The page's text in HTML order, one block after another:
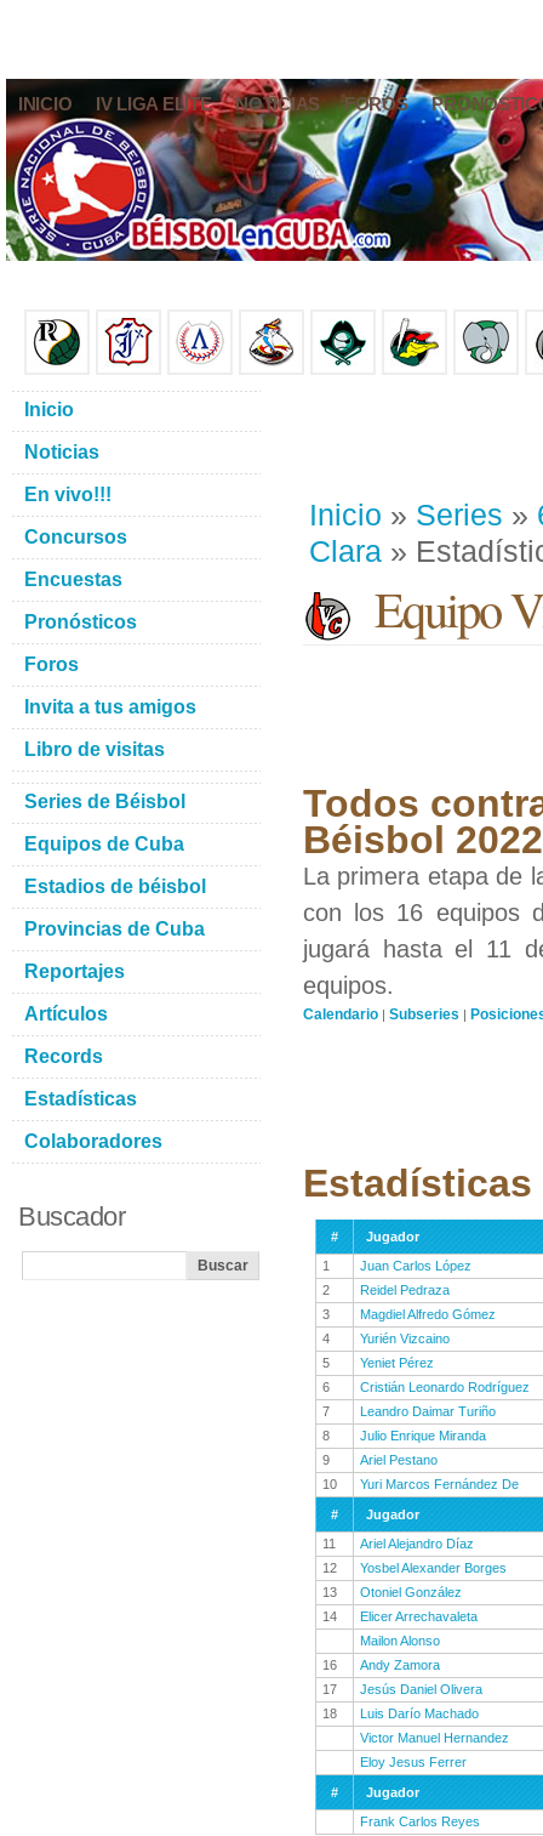
INICIO IV LIGA ELITE NOTICIAS FOROS
Inicio » Series »
Clara »
Equipo
Todos
Béisbol 2022
La primera etapa de
con los 16 equipos
jugará hasta el 11
equipos.
Calendario | Subseries |
#
Jugador
1
Juan Carlos López
2
Reidel Pedraza
3
Magdiel Alfredo Gómez
4
Yurién Vizcaino
5
Yeniet Pérez
6
Cristián Leonardo Rodríguez
7
Leandro Daimar Turiño
8
Julio Enrique Miranda
9
Ariel Pestano
10
Yuri Marcos Fernández De
#
Jugador
11
Ariel Alejandro Díaz
12
Yosbel Alexander Borges
13
Otoniel González
14
Elicer Arrechavaleta
Mailon Alonso
16
Andy Zamora
17
Jesús Daniel Olivera
18
Luis Darío Machado
Victor Manuel Hernandez
Eloy Jesus Ferrer
#
Jugador
Frank Carlos Reyes
Inicio
Noticias
En vivo!!!
Concursos
Encuestas
Pronósticos
Foros
Invita a tus amigos
Libro de visitas
Series de Béisbol
Equipos de Cuba
Estadios de béisbol
Provincias de Cuba
Reportajes
Artículos
Records
Estadísticas
Colaboradores
Buscador